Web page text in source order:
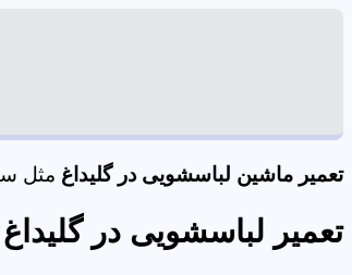
تعمیر ماشین لباسشویی در گلیداغ مثل
تعمیر لباسشویی در گلیداغ